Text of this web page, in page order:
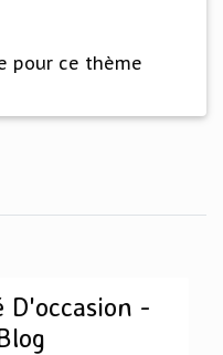
pour ce thème
D'occasion -